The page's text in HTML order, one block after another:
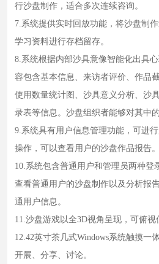
资
质
认
证
后
服
务
联
系
我
行沙盘制作，适合多次连续咨询。
7.系统提供实时回放功能，将沙盘制
学习资料进行存档留存。
8.系统根据内部沙具意像智能化出具
容包含基本信息、来访者评价、作品
使用数量统计图、沙具意义分析、沙
录表等信息。沙盘组织者能够对其中
9.系统具有用户信息管理功能，可进
操作，可以查看用户的沙盘作品报告。
10.系统包含普通用户和管理员两种登
查看普通用户的沙盘制作以及分析报
通用户信息。
11.沙盘游戏以全3D视角呈现，可俯视
12.42英寸茶几式Windows系统触摸一
开展、分享、讨论。